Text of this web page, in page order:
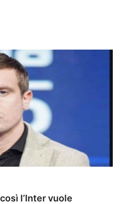
l’Inter vuole